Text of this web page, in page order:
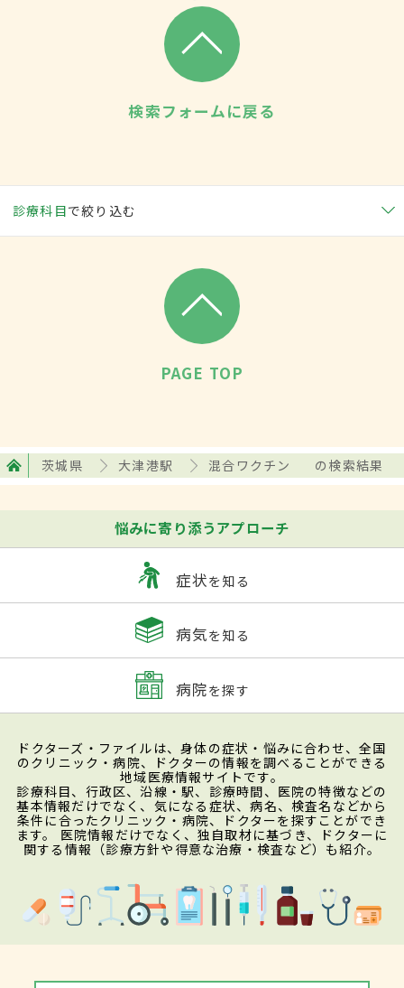
検索フォームに戻る
診療科目で絞り込む
PAGE TOP
茨城県 大津港駅 混合ワクチン の検索結果
悩みに寄り添うアプローチ
症状を知る
病気を知る
病院を探す
ドクターズ・ファイルは、身体の症状・悩みに合わせ、全国
のクリニック・病院、ドクターの情報を調べることができる
地域医療情報サイトです。
診療科目、行政区、沿線・駅、診療時間、医院の特徴などの
基本情報だけでなく、気になる症状、病名、検査名などから
条件に合ったクリニック・病院、ドクターを探すことができ
ます。 医院情報だけでなく、独自取材に基づき、ドクターに
関する情報（診療方針や得意な治療・検査など）も紹介。